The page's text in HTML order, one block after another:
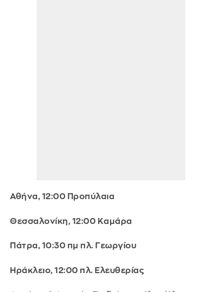
Αθήνα, 12:00 Προπύλαια
Θεσσαλονίκη, 12:00 Καμάρα
Πάτρα, 10:30 πμ πλ. Γεωργίου
Ηράκλειο, 12:00 πλ. Ελευθερίας